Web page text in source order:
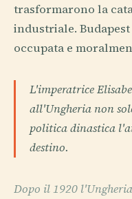
trasformarono la
industriale.
occupata e
L'imperatrice
all'Ungheria non
politica dinastica
destino.
Dopo il 1920